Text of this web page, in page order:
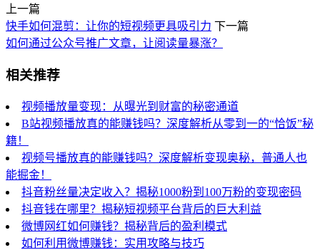
上一篇
快手如何混剪：让你的短视频更具吸引力 下一篇
如何通过公众号推广文章，让阅读量暴涨？
相关推荐
视频播放量变现：从曝光到财富的秘密通道
B站视频播放真的能赚钱吗？深度解析从零到一的“恰饭”秘
籍！
视频号播放真的能赚钱吗？深度解析变现奥秘，普通人也
能掘金！
抖音粉丝量决定收入？揭秘1000粉到100万粉的变现密码
抖音钱在哪里？揭秘短视频平台背后的巨大利益
微博网红如何赚钱？揭秘背后的盈利模式
如何利用微博赚钱：实用攻略与技巧